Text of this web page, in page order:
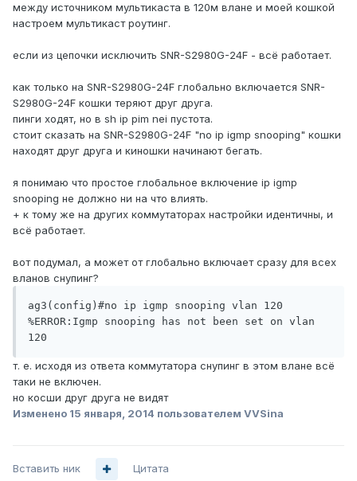
между источником мультикаста в 120м влане и моей кошкой
настроем мультикаст роутинг.
если из цепочки исключить SNR-S2980G-24F - всё работает.
как только на SNR-S2980G-24F глобально включается SNR-
S2980G-24F кошки теряют друг друга.
пинги ходят, но в sh ip pim nei пустота.
стоит сказать на SNR-S2980G-24F "no ip igmp snooping" кошки
находят друг друга и киношки начинают бегать.
я понимаю что простое глобальное включение ip igmp
snooping не должно ни на что влиять.
+ к тому же на других коммутаторах настройки идентичны, и
всё работает.
вот подумал, а может от глобально включает сразу для всех
вланов снупинг?
ag3(config)#no ip igmp snooping vlan 120
%ERROR:Igmp snooping has not been set on vlan
т. е. исходя из ответа коммутатора снупинг в этом влане всё
таки не включен.
но косши друг друга не видят
Изменено 15 января, 2014 пользователем VVSina
Вставить ник Цитата